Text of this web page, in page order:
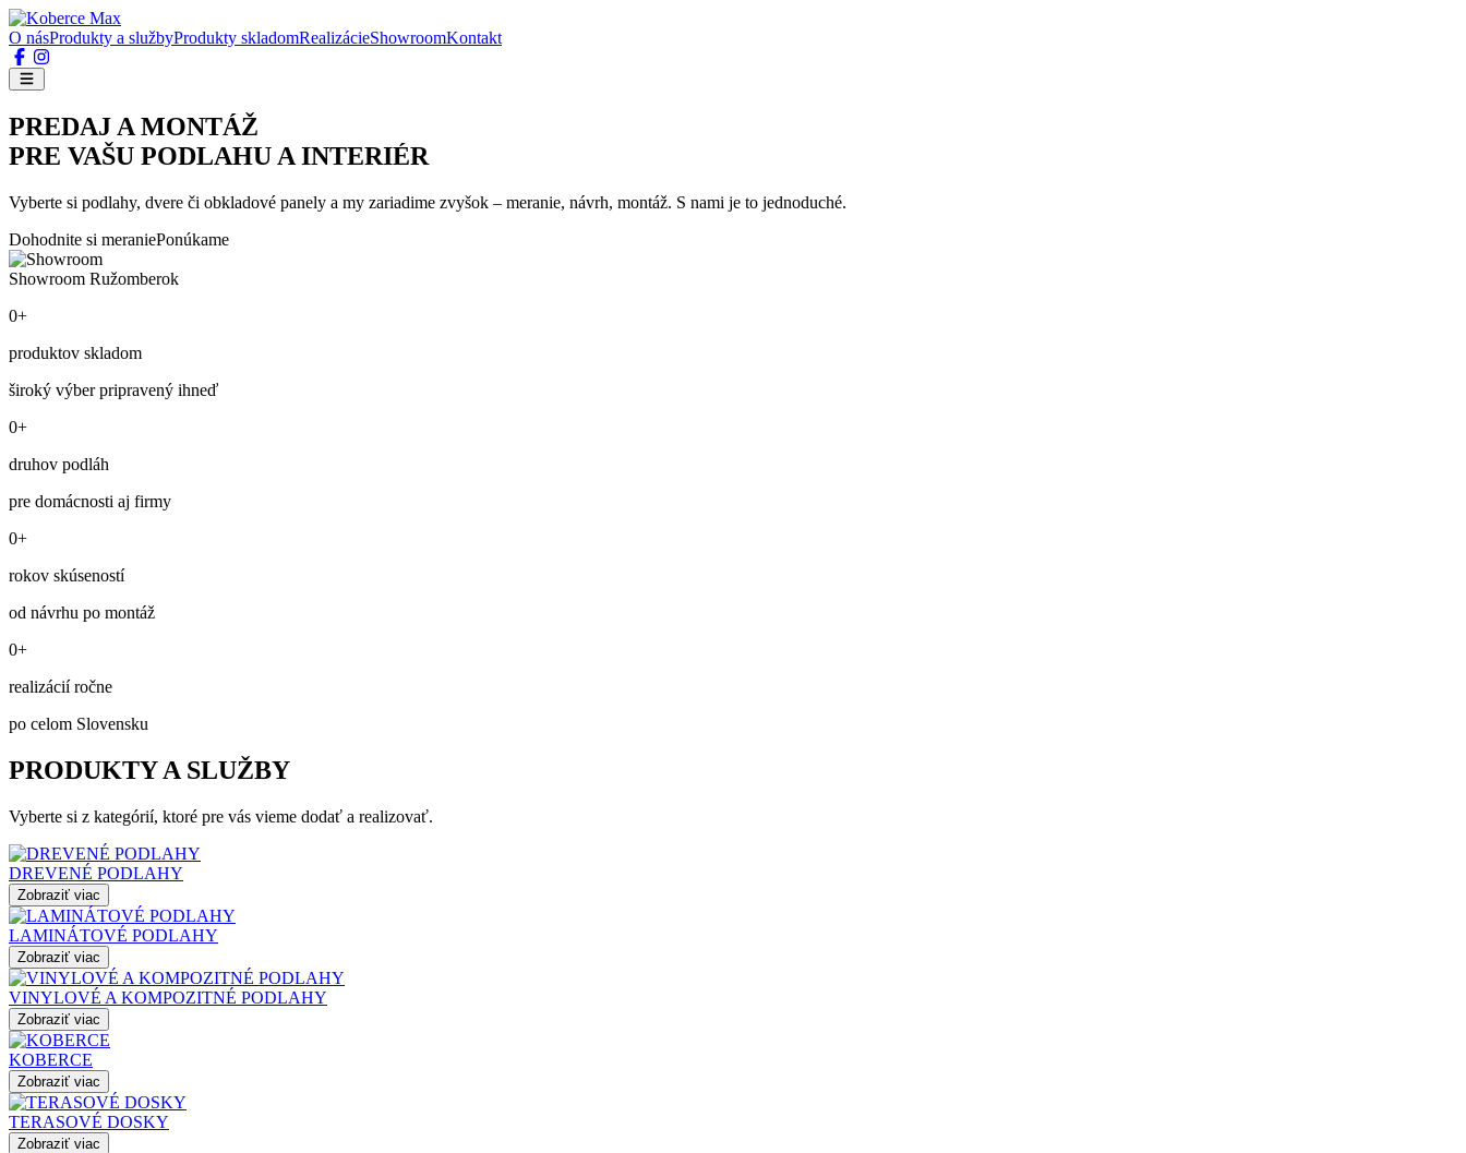
O násProdukty a službyProdukty skladomRealizácieShowroomKontakt
PREDAJ A MONTÁŽ
PRE VAŠU PODLAHU A INTERIÉR
Vyberte si podlahy, dvere či obkladové panely a my zariadime zvyšok – meranie, návrh, montáž. S nami je to jednoduché.
Dohodnite si meraniePonúkame
Showroom Ružomberok
0+
produktov skladom
široký výber pripravený ihneď
0+
druhov podláh
pre domácnosti aj firmy
0+
rokov skúseností
od návrhu po montáž
0+
realizácií ročne
po celom Slovensku
PRODUKTY A SLUŽBY
Vyberte si z kategórií, ktoré pre vás vieme dodať a realizovať.
DREVENÉ PODLAHY
Zobraziť viac
LAMINÁTOVÉ PODLAHY
Zobraziť viac
VINYLOVÉ A KOMPOZITNÉ PODLAHY
Zobraziť viac
KOBERCE
Zobraziť viac
TERASOVÉ DOSKY
Zobraziť viac